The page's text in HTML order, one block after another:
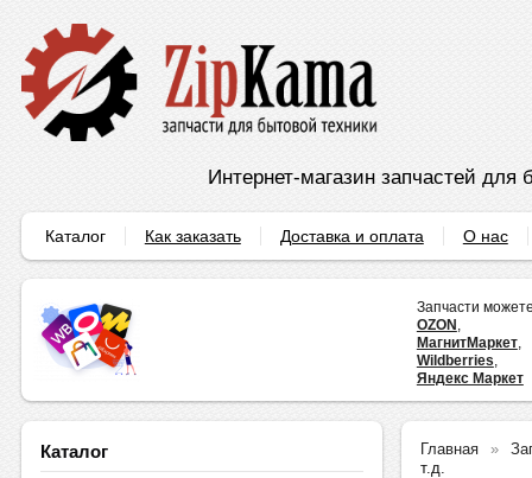
Интернет-магазин запчастей для
Каталог Как заказать Доставка и оплата О нас
Запчасти
OZON ,
МагнитМаркет,
Wildberries,
Яндекс Маркет
Каталог Главная
т.д.